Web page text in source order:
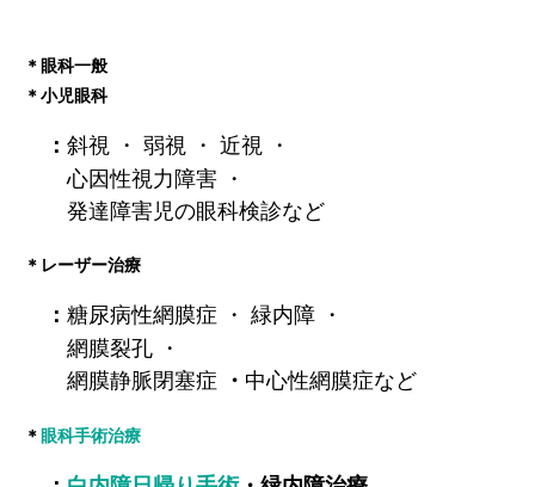
＊眼科一般
＊小児眼科
： 斜視 ・ 弱視 ・ 近視 ・
心因性視力障害 ・
発達障害児の眼科検診など
＊レーザー治療
： 糖尿病性網膜症 ・ 緑内障 ・
網膜裂孔 ・
網膜静脈閉塞症 ・ 中心性網膜症など
＊眼科手術治療